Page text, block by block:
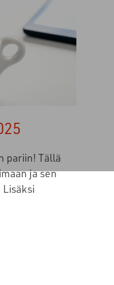
pariin! Tällä
ja sen